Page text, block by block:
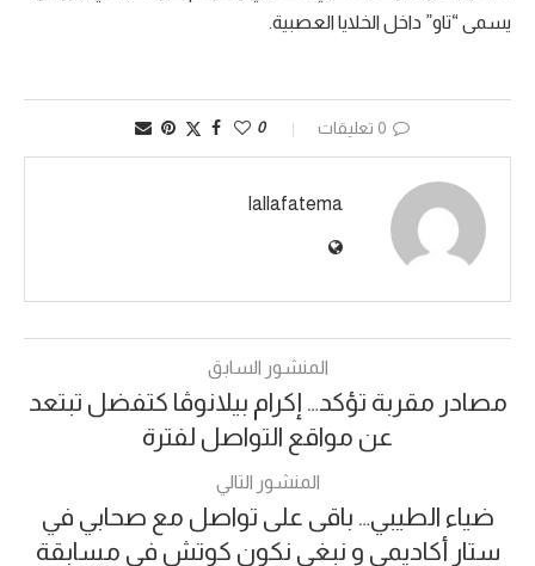
يسمى “تاو” داخل الخلايا العصبية.
0 تعليقات 0
lallafatema
المنشور السابق
مصادر مقربة تؤكد… إكرام بيلانوڤا كتفضل تبتعد
عن مواقع التواصل لفترة
المنشور التالي
ضياء الطيبي… باقى على تواصل مع صحابي في
ستار أكاديمي و نبغي نكون كوتش في مسابقة